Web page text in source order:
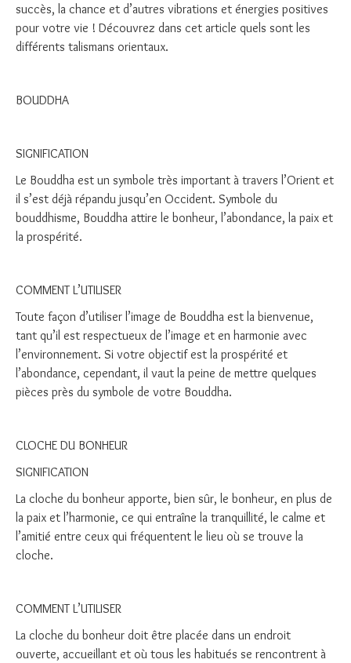
succès, la chance et d’autres vibrations et énergies positives
pour votre vie ! Découvrez dans cet article quels sont les
différents talismans orientaux.
BOUDDHA
SIGNIFICATION
Le Bouddha est un symbole très important à travers l’Orient et
il s’est déjà répandu jusqu’en Occident. Symbole du
bouddhisme, Bouddha attire le bonheur, l’abondance, la paix et
la prospérité.
COMMENT L’UTILISER
Toute façon d’utiliser l’image de Bouddha est la bienvenue,
tant qu’il est respectueux de l’image et en harmonie avec
l’environnement. Si votre objectif est la prospérité et
l’abondance, cependant, il vaut la peine de mettre quelques
pièces près du symbole de votre Bouddha.
CLOCHE DU BONHEUR
SIGNIFICATION
La cloche du bonheur apporte, bien sûr, le bonheur, en plus de
la paix et l’harmonie, ce qui entraîne la tranquillité, le calme et
l’amitié entre ceux qui fréquentent le lieu où se trouve la
cloche.
COMMENT L’UTILISER
La cloche du bonheur doit être placée dans un endroit
ouverte, accueillant et où tous les habitués se rencontrent à